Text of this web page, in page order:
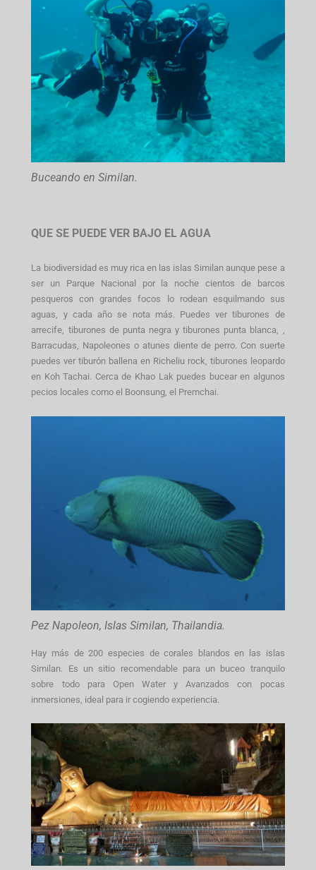
Buceando en Similan.
QUE SE PUEDE VER BAJO EL AGUA
La biodiversidad es muy rica en las islas Similan aunque pese a
ser un Parque Nacional por la noche cientos de barcos
pesqueros con grandes focos lo rodean esquilmando sus
aguas, y cada año se nota más. Puedes ver tiburones de
arrecife, tiburones de punta negra y tiburones punta blanca, ,
Barracudas, Napoleones o atunes diente de perro. Con suerte
puedes ver tiburón ballena en Richeliu rock, tiburones leopardo
en Koh Tachai. Cerca de Khao Lak puedes bucear en algunos
pecios locales como el Boonsung, el Premchai.
Pez Napoleon, Islas Similan, Thailandia.
Hay más de 200 especies de corales blandos en las islas
Similan. Es un sitio recomendable para un buceo tranquilo
sobre todo para Open Water y Avanzados con pocas
inmersiones, ideal para ir cogiendo experiencia.